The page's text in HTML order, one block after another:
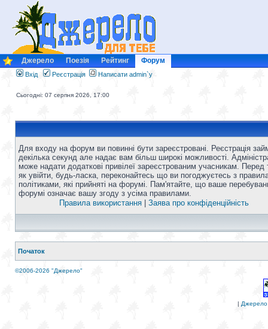
Джерело Поезія Рейтинг Форум
Вхід Реєстрація Написати admin`у
Сьогодні: 07 серпня 2026, 17:00
Для входу на форум ви повинні бути зареєстровані. Реєстрація
декілька секунд але надає вам більш широкі можливості.
може надати додаткові привілеї зареєстрованим учасникам. Перед
як увійти, будь-ласка, переконайтесь що ви погоджуєтесь з
політиками, які прийняті на форумі. Пам'ятайте, що ваше
форумі означає вашу згоду з усіма правилами.
Правила використання
Заява про конфіденційність
Початок
©2006-2026 "Джерело"
| Джерело